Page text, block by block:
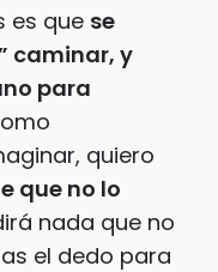
es que se
caminar, y
para
quiero
que no lo
nada que no
el dedo para